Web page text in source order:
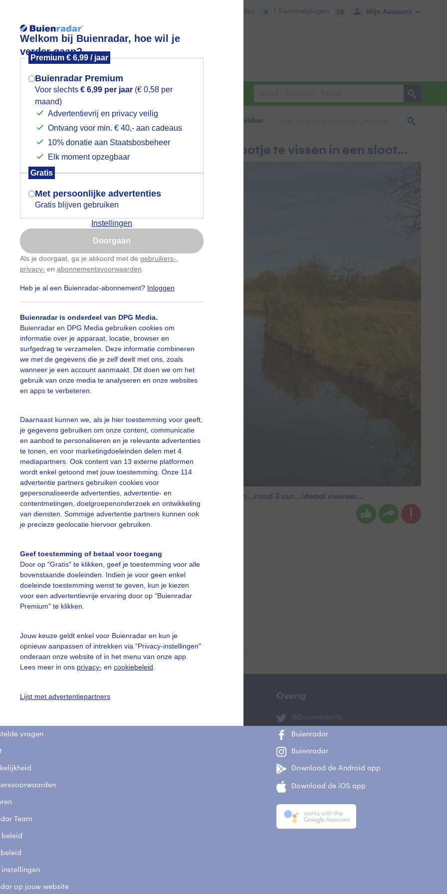
Welkom bij Buienradar, hoe wil je
verder gaan?
Premium € 6,99 / jaar
Buienradar Premium
Voor slechts € 6,99 per jaar (€ 0,58 per
maand)
Advertentievrij en privacy veilig
Ontvang voor min. € 40,- aan cadeaus
10% donatie aan Staatsbosbeheer
Elk moment opzegbaar
Gratis
Met persoonlijke advertenties
Gratis blijven gebruiken
Instellingen
Doorgaan
Als je doorgaat, ga je akkoord met de gebruikers-
privacy- en abonnementsvoorwaarden
Heb je al een Buienradar-abonnement? Inloggen
Buienradar is onderdeel van DPG Media.
Buienradar en DPG Media gebruiken cookies om
informatie over je apparaat, locatie, browser en
surfgedrag te verzamelen. Deze informatie combineren
we met de gegevens die je zelf deelt met ons, zoals
wanneer je een account aanmaakt. Dit doen we om het
gebruik van onze media te analyseren en onze websites
en apps te verbeteren.
Daarnaast kunnen we, als je hier toestemming voor geeft,
je gegevens gebruiken om onze content, communicatie
en aanbod te personaliseren en je relevante advertenties
te tonen, en voor marketingdoeleinden delen met 4
mediapartners. Ook content van 13 externe platformen
wordt enkel getoond met jouw toestemming. Onze 114
advertentie partners gebruiken cookies voor
gepersonaliseerde advertenties, advertentie- en
contentmetingen, doelgroepenonderzoek en ontwikkeling
van diensten. Sommige advertentie partners kunnen ook
je precieze geolocatie hiervoor gebruiken.
Geef toestemming of betaal voor toegang
Door op "Gratis" te klikken, geef je toestemming voor alle
bovenstaande doeleinden. Indien je voor geen enkel
doeleinde toestemming wenst te geven, kun je kiezen
voor een advertentievrije ervaring door op “Buienradar
Premium” te klikken.
Jouw keuze geldt enkel voor Buienradar en kun je
opnieuw aanpassen of intrekken via “Privacy-instellingen”
onderaan onze website of in het menu van onze app.
Lees meer in ons privacy- en cookiebeleid
Lijst met advertentiepartners
Mijn Account
Files 4 | Treinmeldingen 14
Foto en video Weerzine
Zoeken in foto & video:
jongens zitten heerlijk in hun bootje te vissen in een sloot...
staat weinig wind...er is bewolking maar ook blauwe lucht en zon...rond 3 uur...ideaal visweer...
Nel van Es Gemaakt: 18-10-2025, 67x bekeken
slideshow
Een moment geduld aub...
vragen
Team
beleid
instellingen
op jouw website
Overig
@BuienradarNL
Buienradar
Buienradar
Download de Android app
Download de iOS app
Mogen we je locatie gebruiken voor
het weer?
Indien je hier nog geen akkoord op hebt
gegeven, verschijnt er zo een pop-up uit
je browser waarin deze toestemming
gevraagd wordt.
Is goed, toon de popup
Nu niet, misschien later
Gebruik je Safari en wil je niet elke dag deze pop-up
Klikhierom dit aan te passen